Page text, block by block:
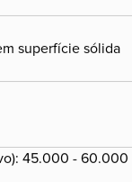
superfície sólida
45.000 - 60.000